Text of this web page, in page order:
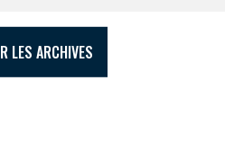
LES ARCHIVES
ADHÉRENT ?
et développez
de droit français ?